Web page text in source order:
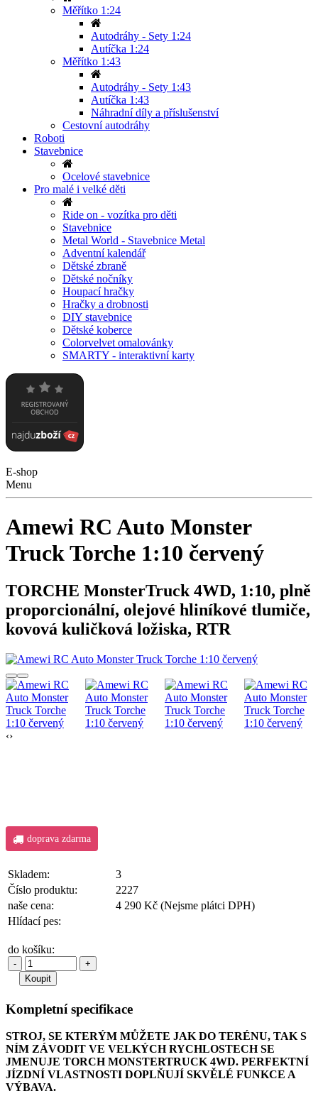
Měřítko 1:24
Autodráhy - Sety 1:24
Autíčka 1:24
Měřítko 1:43
Autodráhy - Sety 1:43
Autíčka 1:43
Náhradní díly a příslušenství
Cestovní autodráhy
Roboti
Stavebnice
Ocelové stavebnice
Pro malé i velké děti
Ride on - vozítka pro děti
Stavebnice
Metal World - Stavebnice Metal
Adventní kalendář
Dětské zbraně
Dětské nočníky
Houpací hračky
Hračky a drobnosti
DIY stavebnice
Dětské koberce
Colorvelvet omalovánky
SMARTY - interaktivní karty
E-shop
Menu
Amewi RC Auto Monster
Truck Torche 1:10 červený
TORCHE MonsterTruck 4WD, 1:10, plně
proporcionální, olejové hliníkové tlumiče,
kovová kuličková ložiska, RTR
‹›
doprava zdarma
Skladem:
3
Číslo produktu:
2227
naše cena:
4 290 Kč (Nejsme plátci DPH)
Hlídací pes:
do košíku:
- +
Kompletní specifikace
STROJ, SE KTERÝM MŮŽETE JAK DO TERÉNU, TAK S
NÍM ZÁVODIT VE VELKÝCH RYCHLOSTECH SE
JMENUJE TORCH MONSTERTRUCK 4WD. PERFEKTNÍ
JÍZDNÍ VLASTNOSTI DOPLŇUJÍ SKVĚLÉ FUNKCE A
VÝBAVA.